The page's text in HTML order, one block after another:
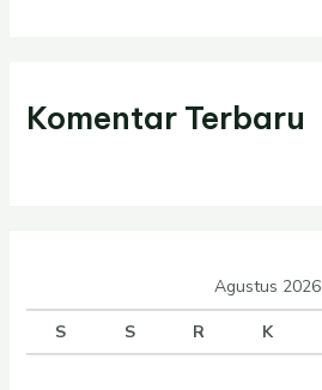
Komentar Terbaru
Agustus 2026
S
S R K